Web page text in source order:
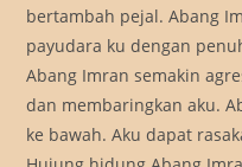
bertambah pejal. Abang
payudara ku dengan
Abang Imran semakin
dan membaringkan aku.
ke bawah. Aku dapat